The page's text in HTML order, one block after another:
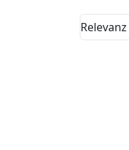
Relevanz